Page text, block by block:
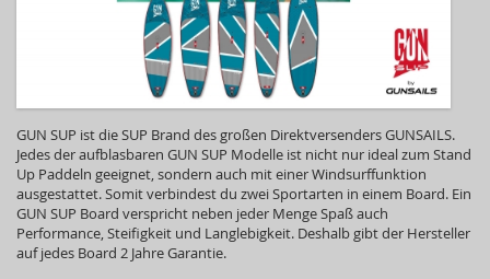
GUN SUP ist die SUP Brand des großen Direktversenders GUNSAILS.
Jedes der aufblasbaren GUN SUP Modelle ist nicht nur ideal zum Stand
Up Paddeln geeignet, sondern auch mit einer Windsurffunktion
ausgestattet. Somit verbindest du zwei Sportarten in einem Board. Ein
GUN SUP Board verspricht neben jeder Menge Spaß auch
Performance, Steifigkeit und Langlebigkeit. Deshalb gibt der Hersteller
auf jedes Board 2 Jahre Garantie.